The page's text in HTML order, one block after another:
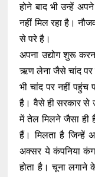
होने बाद भी उन्हें
नहीं मिल रहा है।
से परे है।
अपना उद्योग शुरू
ऋण लेना जैसे चांद पर
भी चांद पर नहीं पहुंच
है। वैसे ही सरकार से
में तेल मिलने जैसा ही
हैं। मिलता है जिन्हें
अक्सर ये कंपनिया
होता है। चूना लगाने